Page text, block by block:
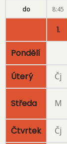
do 8:45
1.
Pondělí
Úterý Čj
Středa M
Čtvrtek Čj